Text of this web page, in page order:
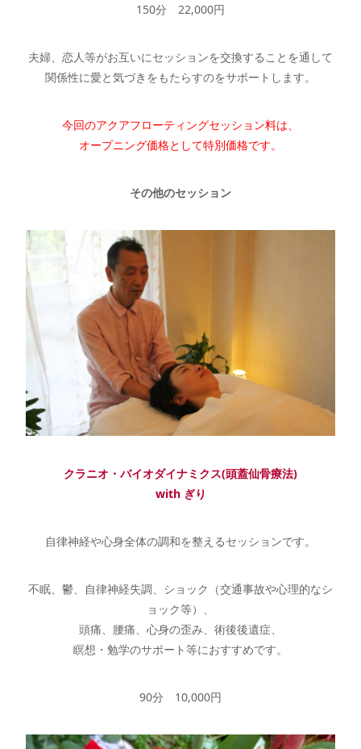
150分 22,000円
夫婦、恋人等がお互いにセッションを交換することを通して
関係性に愛と気づきをもたらすのをサポートします。
今回のアクアフローティングセッション料は、
オープニング価格として特別価格です。
その他のセッション
クラニオ・バイオダイナミクス(頭蓋仙骨療法)
with ぎり
自律神経や心身全体の調和を整えるセッションです。
不眠、鬱、自律神経失調、ショック（交通事故や心理的なシ
ョック等）、
頭痛、腰痛、心身の歪み、術後後遺症、
瞑想・勉学のサポート等におすすめです。
90分 10,000円